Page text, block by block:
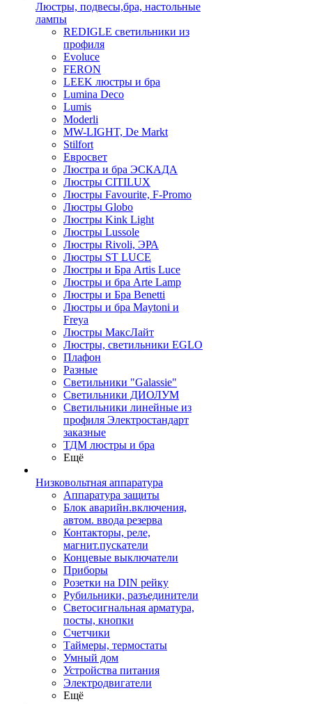
Люстры, подвесы,бра, настольные
лампы
REDIGLE светильники из
профиля
Evoluce
FERON
LEEK люстры и бра
Lumina Deco
Lumis
Moderli
MW-LIGHT, De Markt
Stilfort
Евросвет
Люстра и бра ЭСКАДА
Люстры CITILUX
Люстры Favourite, F-Promo
Люстры Globo
Люстры Kink Light
Люстры Lussole
Люстры Rivoli, ЭРА
Люстры ST LUCE
Люстры и Бра Artis Luce
Люстры и бра Arte Lamp
Люстры и Бра Benetti
Люстры и бра Maytoni и
Freya
Люстры МаксЛайт
Люстры, светильники EGLO
Плафон
Разные
Светильники "Galassie"
Светильники ДИОЛУМ
Светильники линейные из
профиля Электростандарт
заказные
ТДМ люстры и бра
Ещё
Низковольтная аппаратура
Аппаратура защиты
Блок аварийн.включения,
автом. ввода резерва
Контакторы, реле,
магнит.пускатели
Концевые выключатели
Приборы
Розетки на DIN рейку
Рубильники, разъединители
Светосигнальная арматура,
посты, кнопки
Счетчики
Таймеры, термостаты
Умный дом
Устройства питания
Электродвигатели
Ещё